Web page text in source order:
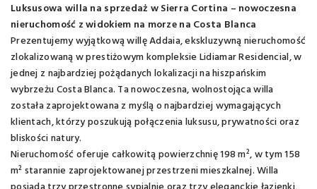
Luksusowa willa na sprzedaż w Sierra Cortina – nowoczesna
nieruchomość z widokiem na morze na Costa Blanca
Prezentujemy wyjątkową willę Addaia, ekskluzywną nieruchomość
zlokalizowaną w prestiżowym kompleksie Lidiamar Residencial, w
jednej z najbardziej pożądanych lokalizacji na hiszpańskim
wybrzeżu Costa Blanca. Ta nowoczesna, wolnostojąca willa
została zaprojektowana z myślą o najbardziej wymagających
klientach, którzy poszukują połączenia luksusu, prywatności oraz
bliskości natury.
Nieruchomość oferuje całkowitą powierzchnię 198 m², w tym 158
m² starannie zaprojektowanej przestrzeni mieszkalnej. Willa